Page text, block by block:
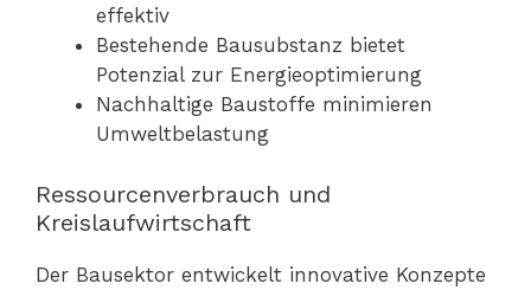
effektiv
Bestehende Bausubstanz bietet
Potenzial zur Energieoptimierung
Nachhaltige Baustoffe minimieren
Umweltbelastung
Ressourcenverbrauch und
Kreislaufwirtschaft
Der Bausektor entwickelt innovative Konzepte